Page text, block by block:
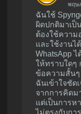
พฤษ
ฉันใช้
ผิดปกติมาเป็
ต้องใช้ความ
และใช้งานไ
WhatsApp
ให้ทราบใด
ข้อความสั้น
ฉันเข้าใจชัด
จากการคิดม
แต่เป็นการห
ไม่ตรงกับกา